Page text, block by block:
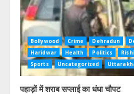
Bollywood Crime Dehradun
Haridwar
Health Politics
Sports
Uncategorized
पहाड़ों में शराब सप्लाई का धंधा चौपट